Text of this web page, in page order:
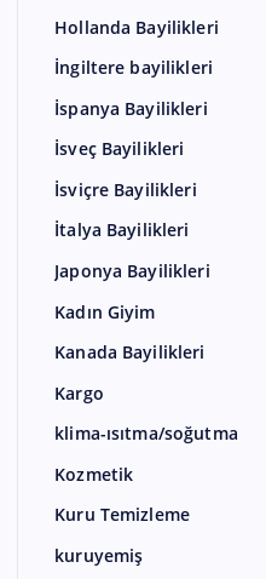
Hollanda Bayilikleri
İngiltere bayilikleri
İspanya Bayilikleri
İsveç Bayilikleri
İsviçre Bayilikleri
İtalya Bayilikleri
Japonya Bayilikleri
Kadın Giyim
Kanada Bayilikleri
Kargo
klima-ısıtma/soğutma
Kozmetik
Kuru Temizleme
kuruyemiş